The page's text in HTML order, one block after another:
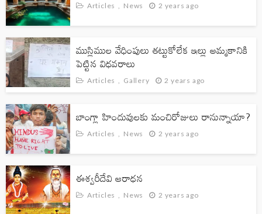
ARTICLES NEWS
దేవాలయాలలో శాస్త్రీయత
Articles News 24 hours ago
Articles News 2 years ago
ముస్లిముల వేధింపులు తట్టుకోలేక ఇల్లు అమ్మకానికి
పెట్టిన విధవరాలు
Articles Gallery 2 years ago
బాంగ్లా హిందువులకు మంచిరోజులు రానున్నాయా?
Articles News 2 years ago
ఈశ్వరీదేవి ఆరాధన
Articles News 2 years ago